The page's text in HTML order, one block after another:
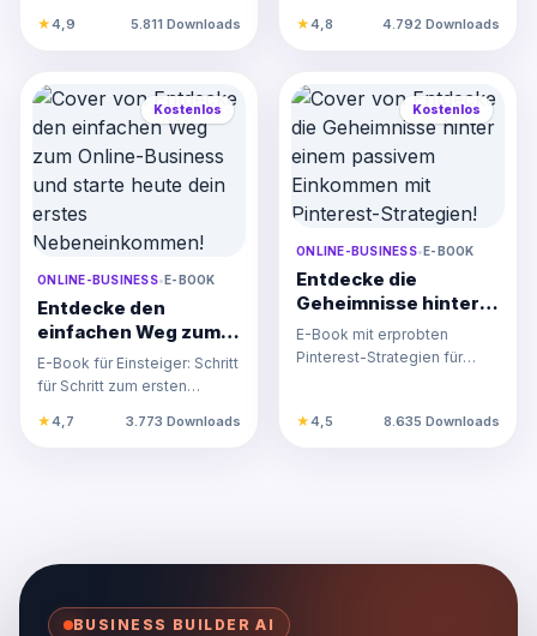
★4,9 5.811 Downloads
mit KI-Technologie…
★4,8 4.792 Downloads
Kostenlos
ONLINE-BUSINESS• E-BOOK
Entdecke den
einfachen Weg zum
Online-Business und
starte heute dein
Nebeneinkommen!
E-Book für Einsteiger: Schritt
für Schritt zum ersten
Online-Business. Praxisnah,
★4,7 3.773 Downloads
Kostenlos
ONLINE-BUSINESS• E-BOOK
Entdecke die
Geheimnisse hinter
einem passivem
Einkommen mit
E-Book mit erprobten
Pinterest-Strategien für
im…
★4,5 8.635 Downloads
BUSINESS BUILDER AI